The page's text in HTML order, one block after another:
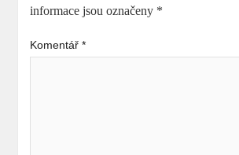
informace jsou označeny *
Komentář*